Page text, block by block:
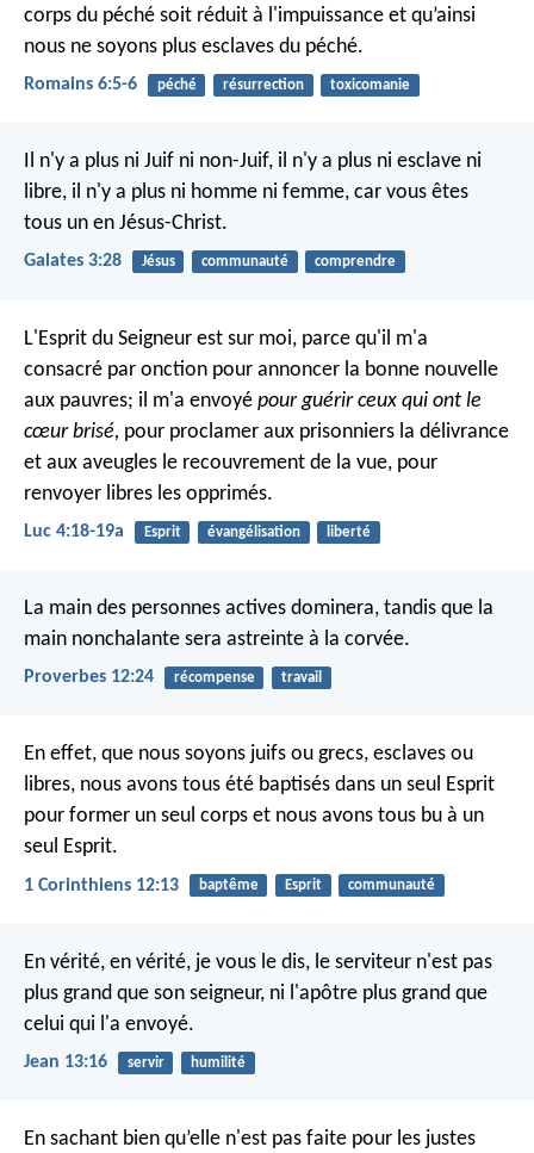
corps du péché soit réduit à l'impuissance et qu’ainsi
nous ne soyons plus esclaves du péché.
Romains 6:5-6 péché résurrection toxicomanie
Il n'y a plus ni Juif ni non-Juif, il n'y a plus ni esclave ni
libre, il n'y a plus ni homme ni femme, car vous êtes
tous un en Jésus-Christ.
Galates 3:28 Jésus communauté comprendre
L'Esprit du Seigneur est sur moi, parce qu'il m'a
consacré par onction pour annoncer la bonne nouvelle
aux pauvres; il m'a envoyé pour guérir ceux qui ont le
cœur brisé, pour proclamer aux prisonniers la délivrance
et aux aveugles le recouvrement de la vue, pour
renvoyer libres les opprimés.
Luc 4:18-19a Esprit évangélisation liberté
La main des personnes actives dominera, tandis que la
main nonchalante sera astreinte à la corvée.
Proverbes 12:24 récompense travail
En effet, que nous soyons juifs ou grecs, esclaves ou
libres, nous avons tous été baptisés dans un seul Esprit
pour former un seul corps et nous avons tous bu à un
seul Esprit.
1 Corinthiens 12:13 baptême Esprit communauté
En vérité, en vérité, je vous le dis, le serviteur n'est pas
plus grand que son seigneur, ni l'apôtre plus grand que
celui qui l'a envoyé.
Jean 13:16 servir humilité
En sachant bien qu’elle n'est pas faite pour les justes